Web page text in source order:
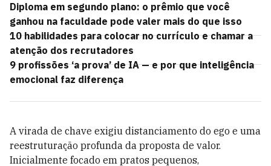
Diploma em segundo plano: o prêmio que você
ganhou na faculdade pode valer mais do que isso
10 habilidades para colocar no currículo e chamar a
atenção dos recrutadores
9 profissões ‘a prova’ de IA — e por que inteligência
emocional faz diferença
A virada de chave exigiu distanciamento do ego e uma
reestruturação profunda da proposta de valor.
Inicialmente focado em pratos pequenos,